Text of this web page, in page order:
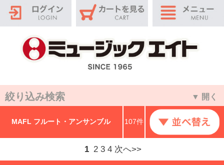
絞り込み検索 ▼ 開く
MAFL フルート・アンサンブル 107件
1 2 3 4 次へ>>